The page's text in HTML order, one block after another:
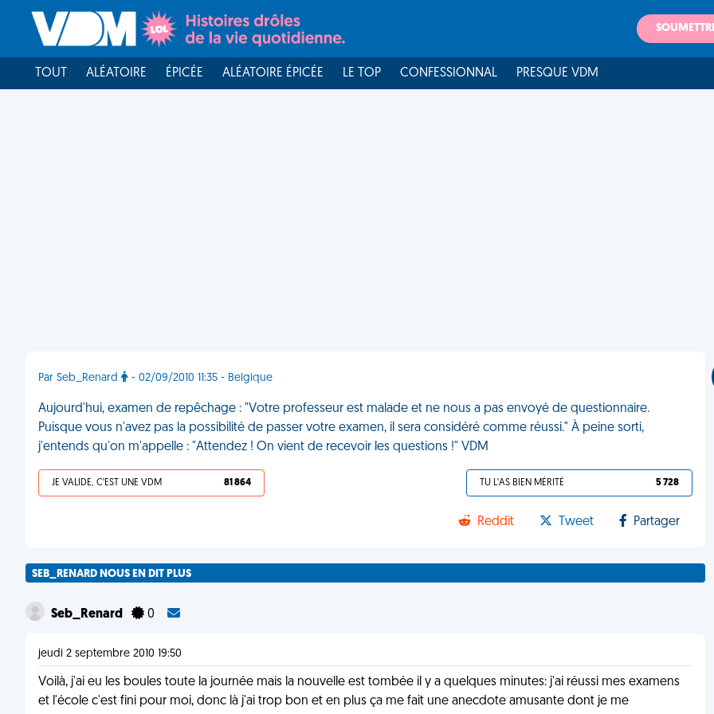
TOUT ALÉATOIRE ÉPICÉE ALÉATOIRE ÉPICÉE LE TOP CONFESSIONNAL PRESQUE VDM
Par Seb_Renard - 02/09/2010 11:35 - Belgique
Aujourd'hui, examen de repêchage : "Votre professeur est malade et ne nous a pas envoyé de questionnaire.
Puisque vous n'avez pas la possibilité de passer votre examen, il sera considéré comme réussi." À peine sorti,
j'entends qu'on m'appelle : "Attendez ! On vient de recevoir les questions !" VDM
JE VALIDE, C'EST UNE VDM 81 864 TU L'AS BIEN MÉRITÉ 5 728
Reddit Tweet Partager
SEB_RENARD NOUS EN DIT PLUS
Seb_Renard 0
jeudi 2 septembre 2010 19:50
Voilà, j'ai eu les boules toute la journée mais la nouvelle est tombée il y a quelques minutes: j'ai réussi mes examens
et l'école c'est fini pour moi, donc là j'ai trop bon et en plus ça me fait une anecdote amusante dont je me